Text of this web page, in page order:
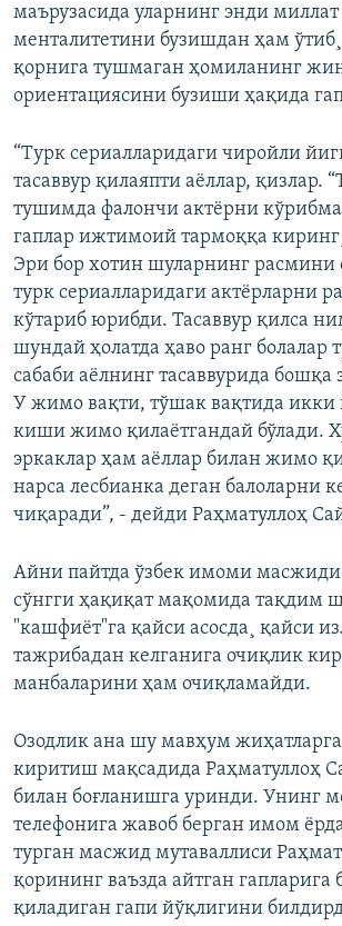
маърузасида уларнинг энди миллат
менталитетини бузишдан ҳам
қорнига тушмаган ҳомиланинг
ориентациясини бузиши ҳақида
“Турк сериалларидаги чиройли
тасаввур қилаяпти аёллар, қизлар.
тушимда фалончи актёрни
гаплар ижтимоий тармоққа
Эри бор хотин шуларнинг расмини
турк сериалларидаги актёрларни
кўтариб юрибди. Тасаввур қилса
шундай ҳолатда ҳаво ранг болалар
сабаби аёлнинг тасаввурида бошқа
У жимо вақти, тўшак вақтида
киши жимо қилаётгандай бўлади.
эркаклар ҳам аёллар билан жимо
нарса лесбианка деган балоларни
чиқаради”, - дейди Раҳматуллоҳ
Айни пайтда ўзбек имоми
сўнгги ҳақиқат мақомида тақдим
"кашфиëт"га қайси асосда¸ қайси
тажрибадан келганига очиқлик
манбаларини ҳам очиқламайди.
Озодлик ана шу мавҳум
киритиш мақсадида Раҳматуллоҳ
билан боғланишга уринди. Унинг
телефонига жавоб берган имом
турган масжид мутаваллиси
қорининг ваъзда айтган
қиладиган гапи йўқлигини